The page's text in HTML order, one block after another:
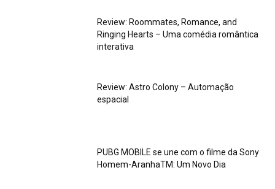
Review: Roommates, Romance, and
Ringing Hearts – Uma comédia romântica
interativa
Review: Astro Colony – Automação
espacial
PUBG MOBILE se une com o filme da Sony
Homem-AranhaTM: Um Novo Dia